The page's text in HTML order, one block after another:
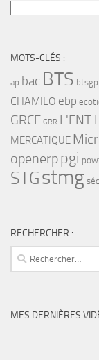
MOTS-CLÉS :
ap bac BTS
CHAMILO ebp
GRCF GRR L'ENT
MERCATIQUE
openerppgi
STGstmg
RECHERCHER :
Rechercher :
MES DERNIÈRES